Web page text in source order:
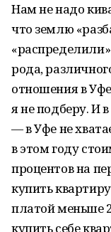
Нам не надо
что землю
рода,
отношения в
я не подберу. И
— в Уфе не
в этом году
процентов на
купить
платой меньше
купить себе